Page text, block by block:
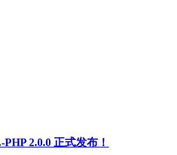
2.0.0 正式发布！